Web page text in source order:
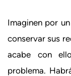
Imaginen por
conservar sus
acabe con
problema.